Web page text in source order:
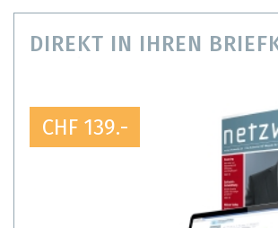
DIREKT IN IHREN
CHF 139.-